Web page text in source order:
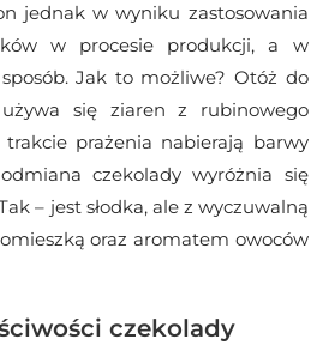
jednak w wyniku zastosowania
w procesie produkcji, a w
Jak to możliwe? Otóż do
się ziaren z rubinowego
prażenia nabierają barwy
czekolady wyróżnia się
– jest słodka, ale z wyczuwalną
oraz aromatem owoców
czekolady